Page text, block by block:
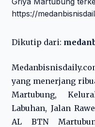
Dikutip dari:
yang menerjang
Martubung,
Labuhan, Jalan
AL BTN